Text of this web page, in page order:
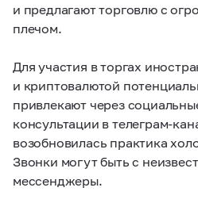
и предлагают торговлю с
плечом.
Для участия в торгах
и криптовалютой
привлекают через
консультации в телеграм-
возобновилась практика
Звонки могут быть с
мессенджеры.